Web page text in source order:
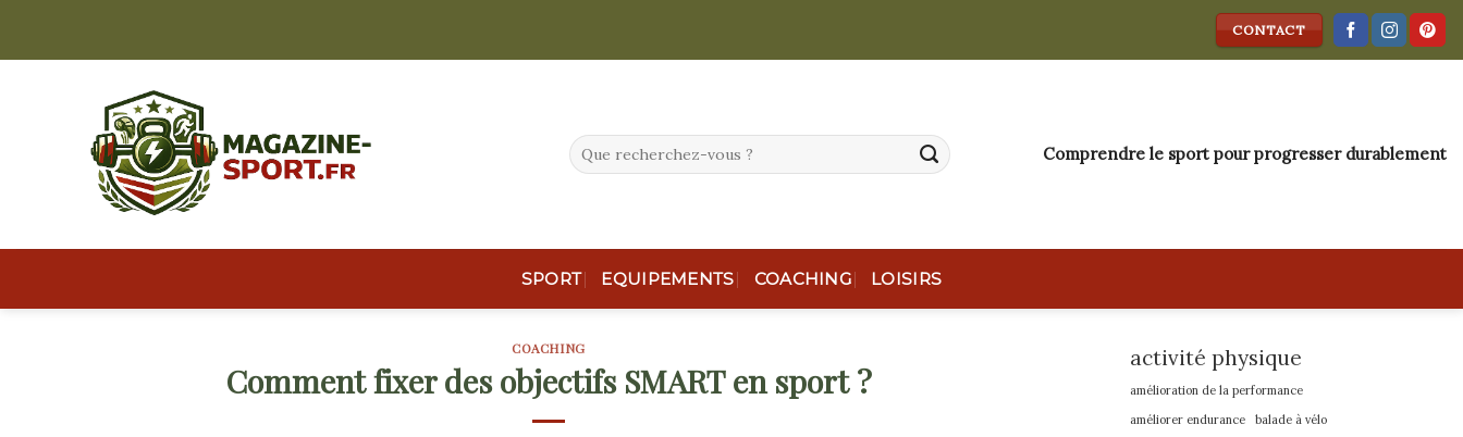
CONTACT
Comprendre le sport pour progresser durablement
SPORT EQUIPEMENTS COACHING LOISIRS
COACHING
Comment fixer des objectifs SMART en sport ?
activité physique
amélioration de la performance
améliorer endurance
balade à vélo